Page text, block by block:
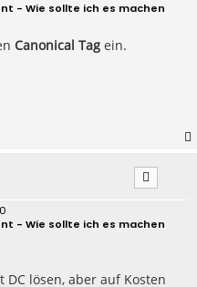
- Wie sollte ich es machen
Canonical Tag ein.
- Wie sollte ich es machen
lösen, aber auf Kosten